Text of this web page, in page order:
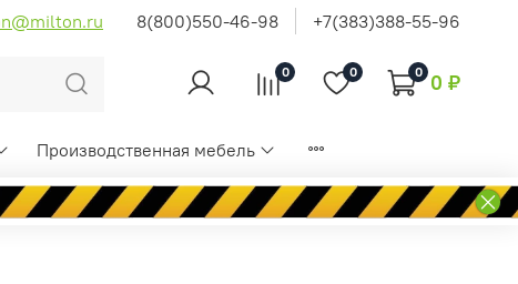
8(800)550-46-98 +7(383)388-55-96
0 0 0 0 ₽
Производственная мебель